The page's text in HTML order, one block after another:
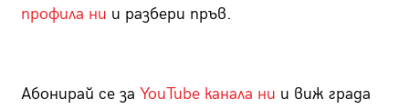
профила ни и разбери пръв.
Абонирай се за YouTube канала ни и виж града